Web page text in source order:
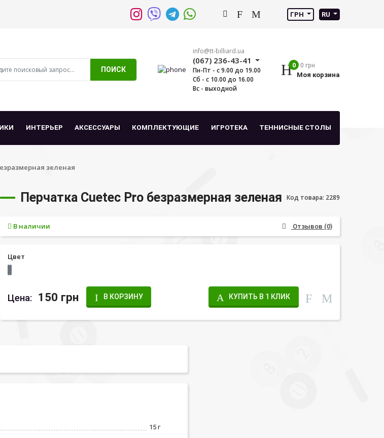
ГРН RU
ПОИСК
info@tt-billiard.ua
(067) 236-43-41
Пн-Пт - с 9.00 до 19.00
Сб - с 10.00 до 16.00
Вс - выходной
0 0 грн
Моя корзина
ИНТЕРЬЕР АКСЕССУАРЫ КОМПЛЕКТУЮЩИЕ ИГРОТЕКА ТЕННИСНЫЕ СТОЛЫ
зеленая
Перчатка Cuetec Pro безразмерная зеленая Код товара: 2289
В наличии Отзывов (0)
Цвет
Цена: 150 грн В КОРЗИНУ КУПИТЬ В 1 КЛИК
15 г